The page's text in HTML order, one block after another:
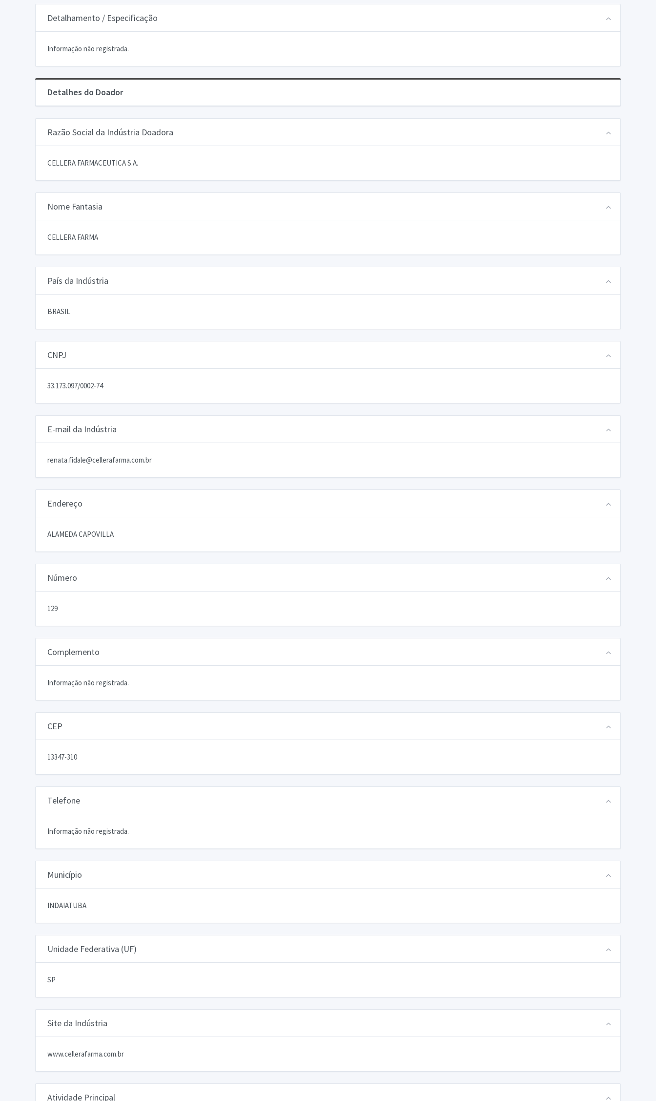
Detalhamento / Especificação
Informação não registrada.
Detalhes do Doador
Razão Social da Indústria Doadora
CELLERA FARMACEUTICA S.A.
Nome Fantasia
CELLERA FARMA
País da Indústria
BRASIL
CNPJ
33.173.097/0002-74
E-mail da Indústria
renata.fidale@cellerafarma.com.br
Endereço
ALAMEDA CAPOVILLA
Número
129
Complemento
Informação não registrada.
CEP
13347-310
Telefone
Informação não registrada.
Município
INDAIATUBA
Unidade Federativa (UF)
SP
Site da Indústria
www.cellerafarma.com.br
Atividade Principal